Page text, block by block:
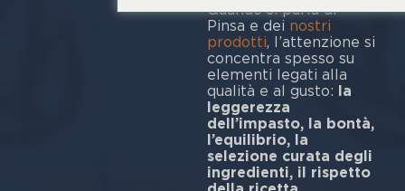
Quando si parla di
Pinsa e dei nostri
prodotti, l’attenzione si
concentra spesso su
elementi legati alla
qualità e al gusto: la
leggerezza
dell’impasto, la bontà,
l’equilibrio, la
selezione curata degli
ingredienti, il rispetto